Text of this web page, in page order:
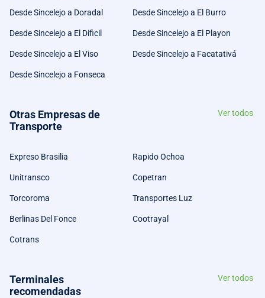
Desde Sincelejo a Doradal Desde Sincelejo a El Burro
Desde Sincelejo a El Dificil Desde Sincelejo a El Playon
Desde Sincelejo a El Viso Desde Sincelejo a Facatativá
Desde Sincelejo a Fonseca
Otras Empresas de
Transporte
Ver todos
Expreso Brasilia Rapido Ochoa
Unitransco Copetran
Torcoroma Transportes Luz
Berlinas Del Fonce Cootrayal
Cotrans
Terminales
recomendadas
Ver todos